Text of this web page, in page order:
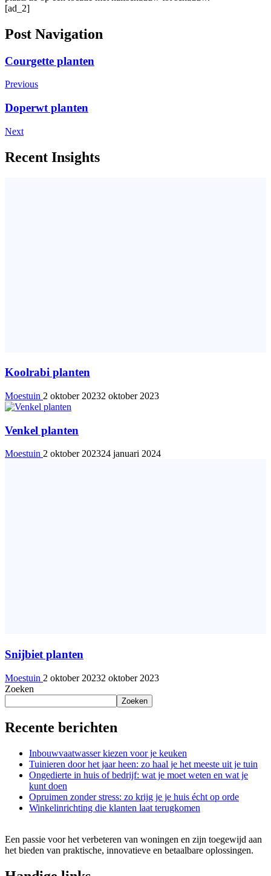
[ad_2]
Post Navigation
Courgette planten
Previous
Doperwt planten
Next
Recent Insights
Koolrabi planten
Moestuin 2 oktober 20232 oktober 2023
Venkel planten
Moestuin 2 oktober 202324 januari 2024
Snijbiet planten
Moestuin 2 oktober 20232 oktober 2023
Zoeken
Zoeken
Recente berichten
Inbouwvaatwasser kiezen voor je keuken
Tuinieren door het jaar heen: zo haal je het meeste uit je tuin
Ongedierte in huis of bedrijf: wat je moet weten en wat je
kunt doen
Opruimen zonder stress: zo krijg je je huis écht op orde
Winkelinrichting die klanten laat terugkomen
Een passie voor het verbeteren van woningen en zijn toegewijd aan
het bieden van praktische, innovatieve en betaalbare oplossingen.